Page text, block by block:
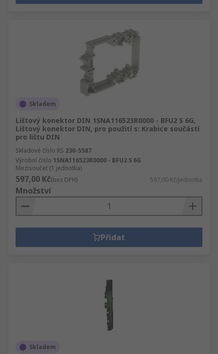
Skladem
Lištový konektor DIN 1SNA116523R0000 - BFU2 S 6G,
Lištový konektor DIN, pro použití s: Krabice součástí
pro lištu DIN
Skladové číslo RS 230-5587
Výrobní číslo 1SNA116523R0000 - BFU2 S 6G
Mezisoučet (1 jednotka)
597,00 Kč(bez DPH) 597,00 Kč/jednotka
Množství
Přidat
Skladem